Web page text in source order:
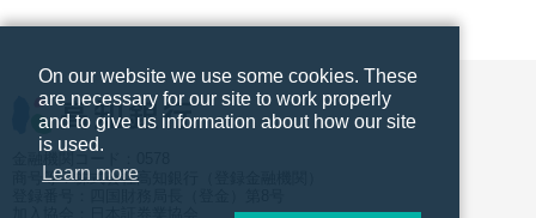
商号等：株式会社高知銀行（登録金融機関）
On our website we use some cookies. These
are necessary for our site to work properly
and to give us information about how our site
is used.
Learn more